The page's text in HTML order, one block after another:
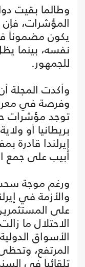
وطالما بقيت
المؤشرات،
يكون مضموناً
نفسه، بينما
للجمهور.
وأكدت المجلة
وفرصة في
توجد مؤشرات
بريطانيا أو
إيرلندا
أبيب على جمع
ورغم موجة سحب
والأزمة في
على
الاحتلال ما
الأسواق
المرتفع،
تلقائياً في